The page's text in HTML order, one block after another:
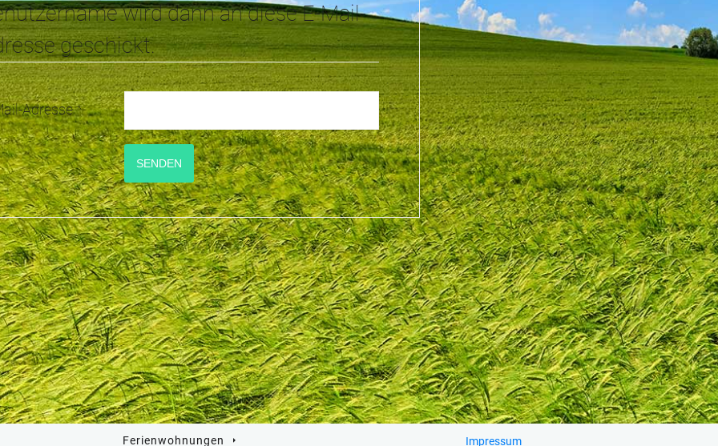
wird dann an diese E-Mail-
geschickt.
Adresse*
SENDEN
Ferienwohnungen Impressum